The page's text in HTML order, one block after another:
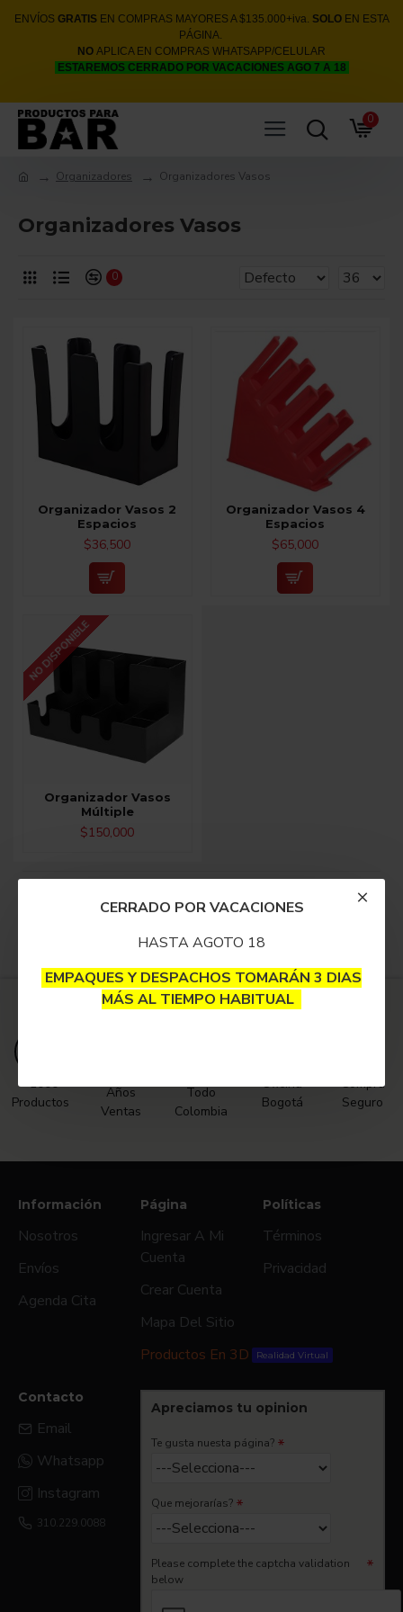
CERRADO POR VACACIONES
HASTA AGOTO 18
EMPAQUES Y DESPACHOS TOMARÁN 3 DIAS
MÁS AL TIEMPO HABITUAL
ENVÍOS GRATISEN COMPRAS MAYORES A $135.000+iva. SOLOEN ESTA
PÁGINA.
NO APLICA EN COMPRAS WHATSAPP/CELULAR
ESTAREMOS CERRADO POR VACACIONES AGO 7 A 18
0
Organizadores Organizadores Vasos
Organizadores Vasos
0
Organizador Vasos 2
Espacios
$36,500
Organizador Vasos 4
Espacios
$65,000
NO DISPONIBLE
Organizador Vasos
Múltiple
$150,000
+1000
Productos
Años
Ventas
Todo
Colombia
Oficina
Bogotá
Compra
Seguro
Información
Nosotros
Envíos
Agenda Cita
Página
Ingresar A Mi
Cuenta
Crear Cuenta
Mapa Del Sitio
Productos En 3D
Realidad Virtual
Políticas
Términos
Privacidad
Contacto
Email
Whatsapp
Instagram
310.229.0088
Apreciamos tu opinion
Te gusta nuesta página?
Que mejorarías?
Please complete the captcha validation
below